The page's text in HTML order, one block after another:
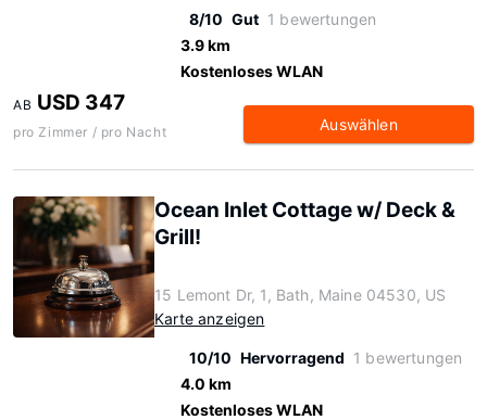
8/10 Gut 1 bewertungen
3.9 km
Kostenloses WLAN
AB USD 347
pro Zimmer / pro Nacht Auswählen
Ocean Inlet Cottage w/ Deck &
Grill!
15 Lemont Dr, 1, Bath, Maine 04530, US
Karte anzeigen
10/10 Hervorragend 1 bewertungen
4.0 km
Kostenloses WLAN